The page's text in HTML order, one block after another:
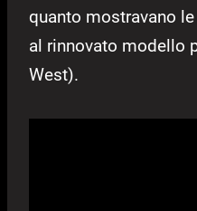
quanto mostravano
al rinnovato modello
West).